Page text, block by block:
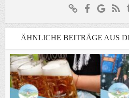
ÄHNLICHE BEITRÄGE AUS